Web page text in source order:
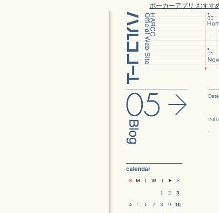
ポーカーアプリ おすす
Date
-
calendar
S M T W T F S
1 2 3
4 5 6 7 8 9 10